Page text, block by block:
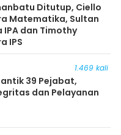
Ditutup, Ciello
Matematika, Sultan
IPA dan Timothy
IPS
1.469 kali
39 Pejabat,
dan Pelayanan